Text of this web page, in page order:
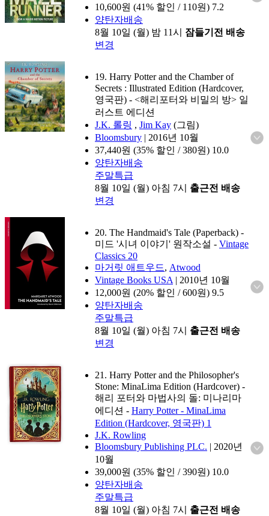
10,600원 (41% 할인 / 110원) 7.2
양탄자배송
8월 10일 (월) 밤 11시 잠들기전 배송
변경
19. Harry Potter and the Chamber of
Secrets : Illustrated Edition (Hardcover,
영국판) - <해리포터와 비밀의 방> 일
러스트 에디션
J.K. 롤링 , Jim Kay (그림)
Bloomsbury | 2016년 10월
37,440원 (35% 할인 / 380원) 10.0
양탄자배송
주말특급
8월 10일 (월) 아침 7시 출근전 배송
변경
20. The Handmaid's Tale (Paperback) -
미드 '시녀 이야기' 원작소설 - Vintage
Classics 20
마거릿 애트우드, Atwood
Vintage Books USA | 2010년 10월
12,000원 (20% 할인 / 600원) 9.5
양탄자배송
주말특급
8월 10일 (월) 아침 7시 출근전 배송
변경
21. Harry Potter and the Philosopher's
Stone: MinaLima Edition (Hardcover) -
해리 포터와 마법사의 돌: 미나리마
에디션 - Harry Potter - MinaLima
Edition (Hardcover, 영국판) 1
J.K. Rowling
Bloomsbury Publishing PLC. | 2020년
10월
39,000원 (35% 할인 / 390원) 10.0
양탄자배송
주말특급
8월 10일 (월) 아침 7시 출근전 배송